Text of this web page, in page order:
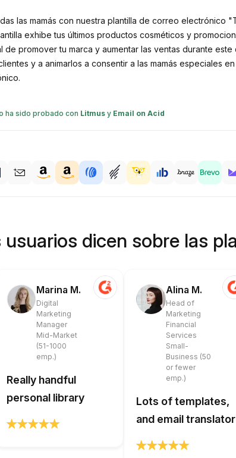
las mamás con nuestra plantilla de correo electrónico
exhibe tus últimos productos cosméticos y
de promover tu marca y aumentar las ventas durante
y a animarlos a consentir a las mamás especiales
ha sido probado con Litmusy Email on Acid
dicen sobre las
Marina M.
Digital
Marketing
Manager
Mid-Market
(51-1000
emp.)
Really handful
personal library
Alina M.
Head of
Marketing
Financial
Services
Small-
Business (50
or fewer
emp.)
Lots of templates,
and email translator